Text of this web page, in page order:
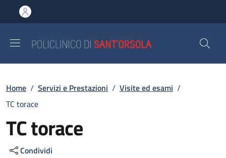
al contenuto principale
to footer content
Briciole di pane
Home / Servizi e Prestazioni / Visite ed esami /
TC torace
TC torace
Condividi